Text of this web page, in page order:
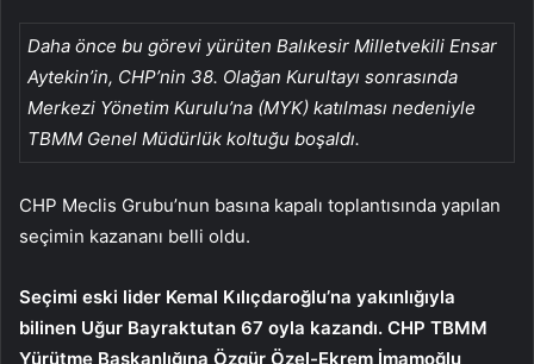
Daha önce bu görevi yürüten Balıkesir Milletvekili Ensar
Aytekin’in, CHP’nin 38. Olağan Kurultayı sonrasında
Merkezi Yönetim Kurulu’na (MYK) katılması nedeniyle
TBMM Genel Müdürlük koltuğu boşaldı.
CHP Meclis Grubu’nun basına kapalı toplantısında yapılan
seçimin kazananı belli oldu.
Seçimi eski lider Kemal Kılıçdaroğlu’na yakınlığıyla
bilinen Uğur Bayraktutan 67 oyla kazandı. CHP TBMM
Yürütme Başkanlığına Özgür Özel-Ekrem İmamoğlu